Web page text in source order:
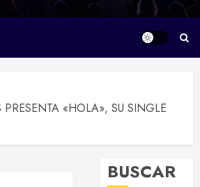
«HOLA», SU SINGLE
BUSCAR